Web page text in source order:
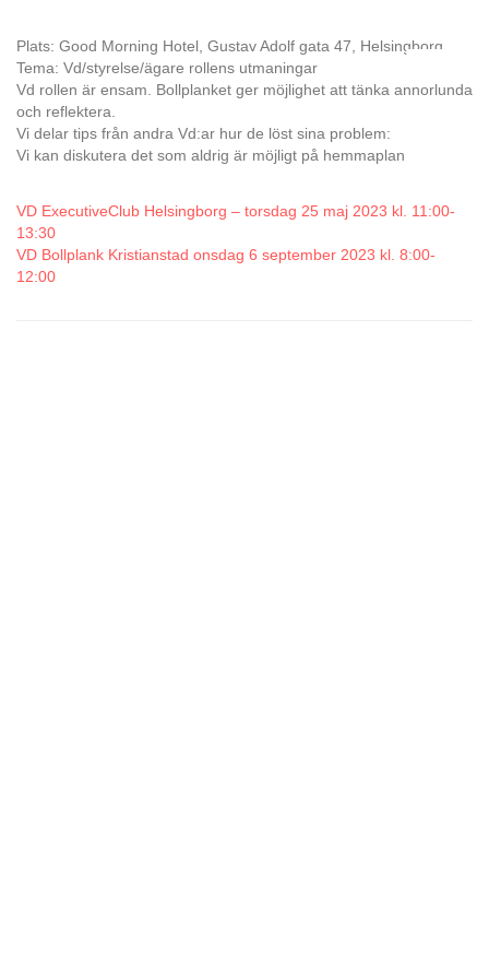
Plats: Good Morning Hotel, Gustav Adolf gata 47, Helsingborg
Tema: Vd/styrelse/ägare rollens utmaningar
Vd rollen är ensam. Bollplanket ger möjlighet att tänka annorlunda
och reflektera.
Vi delar tips från andra Vd:ar hur de löst sina problem:
Vi kan diskutera det som aldrig är möjligt på hemmaplan
VD ExecutiveClub Helsingborg – torsdag 25 maj 2023 kl. 11:00-
13:30
VD Bollplank Kristianstad onsdag 6 september 2023 kl. 8:00-
12:00